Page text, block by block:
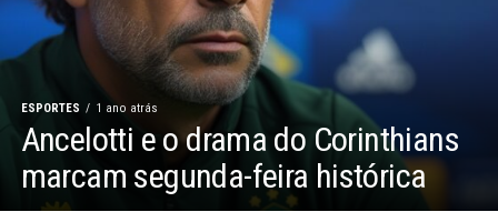
ESPORTES 1 ano atrás
Ancelotti e o drama do Corinthians
marcam segunda-feira histórica